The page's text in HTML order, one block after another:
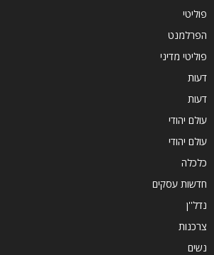
פוליטי
הפרלמנט
פוליטי מדיני
דעות
דעות
עולם יהודי
עולם יהודי
כלכלה
חדשות עסקים
נדל''ן
צרכנות
נשים